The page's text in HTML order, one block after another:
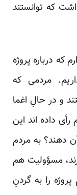
که توانستند
که درباره پروژه
مردمی که
و در حالِ اغما
داده‏ اند این
دهند؟ به مردم
مسؤولیت هم
را به گردنِ